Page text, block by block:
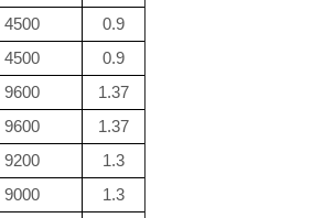
4500
0.9
4500
0.9
9600
1.37
9600
1.37
9200
1.3
9000
1.3